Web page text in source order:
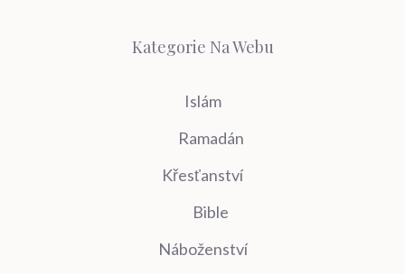
Kategorie Na Webu
Islám
Ramadán
Křesťanství
Bible
Náboženství